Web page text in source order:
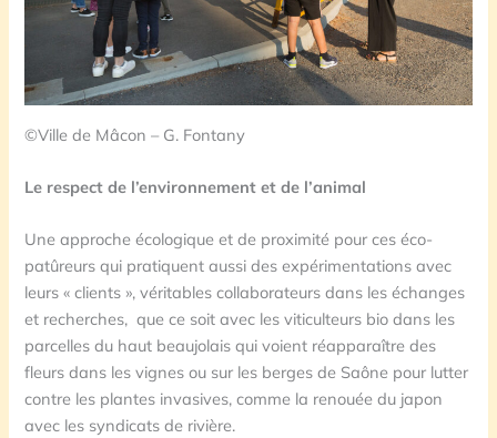
©Ville de Mâcon – G. Fontany
Le respect de l’environnement et de l’animal
Une approche écologique et de proximité pour ces éco-
patûreurs qui pratiquent aussi des expérimentations avec
leurs « clients », véritables collaborateurs dans les échanges
et recherches, que ce soit avec les viticulteurs bio dans les
parcelles du haut beaujolais qui voient réapparaître des
fleurs dans les vignes ou sur les berges de Saône pour lutter
contre les plantes invasives, comme la renouée du japon
avec les syndicats de rivière.